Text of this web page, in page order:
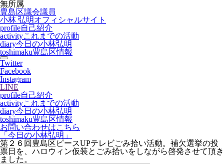
無所属
豊島区議会議員
小林 弘明オフィシャルサイト
profile自己紹介
activityこれまでの活動
diary今日の小林弘明
toshimaku豊島区情報
Twitter
Facebook
Instagram
LINE
profile自己紹介
activityこれまでの活動
diary今日の小林弘明
toshimaku豊島区情報
お問い合わせはこちら
「今日の小林弘明」
第２６回豊島区ピースUPテレビごみ拾い活動。補欠選挙の投
票日を、ハロウィン仮装とごみ拾いをしながら啓発させて頂き
ました。